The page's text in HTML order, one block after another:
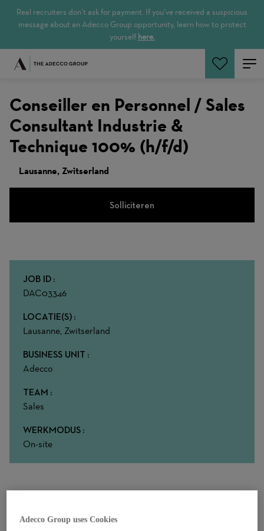
Real recruiters don’t ask for payment. If you’ve received a suspicious
message about an Adecco Group opportunity, learn how to protect
yourself here.
Zoeken
Conseiller en Personnel / Sales
Consultant Industrie &
Technique 100% (h/f/d)
Lausanne, Zwitserland
Solliciteren
JOB ID
DAC03346
LOCATIE(S)
Lausanne, Zwitserland
BUSINESS UNIT
Adecco
TEAM
Sales
WERKMODUS
On-site
et vous avez l’opportunité de jouer un rôle important au sein
Adecco Group uses Cookies